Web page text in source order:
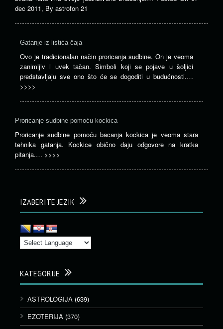
dec 2011, By astrofon 21
Gatanje iz listića čaja
Ovo je tradicionalan način proricanja sudbine. On je veoma
zanimljiv i uvek tačan. Simboli koji se pojave u šoljici
predstavljaju sve ono što će se dogoditi u budućnosti.…
>>>>
Proricanje sudbine pomoću kockica
Proricanje sudbine pomoću bacanja kockica je veoma stara
tehnika gatanja. Kockice obično daju odgovore na kratka
pitanja.… >>>>
IZABERITE JEZIK
KATEGORIJE
ASTROLOGIJA (639)
EZOTERIJA (370)